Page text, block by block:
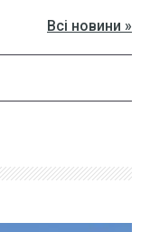
Всі новини »